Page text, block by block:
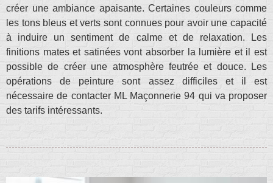
créer une ambiance apaisante. Certaines couleurs comme
les tons bleus et verts sont connues pour avoir une capacité
à induire un sentiment de calme et de relaxation. Les
finitions mates et satinées vont absorber la lumière et il est
possible de créer une atmosphère feutrée et douce. Les
opérations de peinture sont assez difficiles et il est
nécessaire de contacter ML Maçonnerie 94 qui va proposer
des tarifs intéressants.